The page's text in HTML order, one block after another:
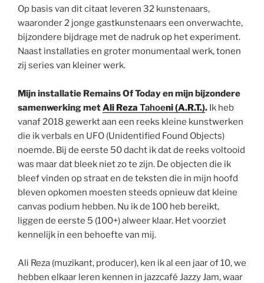
Op basis van dit citaat leveren 32 kunstenaars,
waaronder 2 jonge gastkunstenaars een onverwachte,
bijzondere bijdrage met de nadruk op het experiment.
Naast installaties en groter monumentaal werk, tonen
zij series van kleiner werk.
Mijn installatie Remains Of Today en mijn bijzondere
samenwerking metAli Reza Tahoeni (A.R.T.). Ik heb
vanaf 2018 gewerkt aan een reeks kleine kunstwerken
die ik verbals en UFO (Unidentified Found Objects)
noemde. Bij de eerste 50 dacht ik dat de reeks voltooid
was maar dat bleek niet zo te zijn. De objecten die ik
bleef vinden op straat en de teksten die in mijn hoofd
bleven opkomen moesten steeds opnieuw dat kleine
canvas podium hebben. Nu ik de 100 heb bereikt,
liggen de eerste 5 (100+) alweer klaar. Het voorziet
kennelijk in een behoefte van mij.
Ali Reza (muzikant, producer), ken ik al een jaar of 10, we
hebben elkaar leren kennen in jazzcafé Jazzy Jam, waar